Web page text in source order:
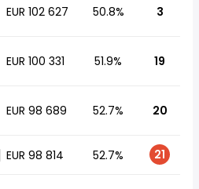
EUR 102 627 50.8% 3
EUR 100 331 51.9% 19
EUR 98 689 52.7% 20
EUR 98 814 52.7% 21